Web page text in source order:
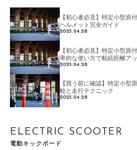
【初心者必見】特定小型原
ヘルメット完全ガイド
2025.04.28
【初心者必見】特定小型原
率的な使い方で航続距離ア
2025.04.28
【買う前に確認】特定小型
較と走行テクニック
2025.04.28
ELECTRIC SCOOTER
電動キックボード